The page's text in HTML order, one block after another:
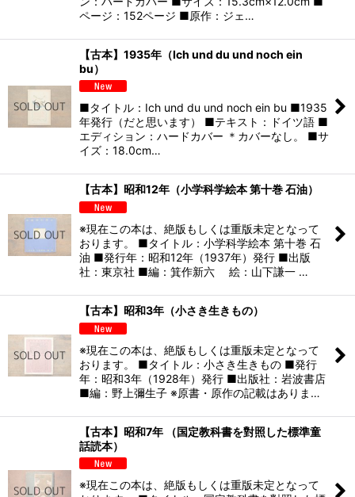
ページ：152ページ ■原作：ジェ…
【古本】1935年（Ich und du und noch ein
bu）
■タイトル：Ich und du und noch ein bu ■1935
年発行（だと思います） ■テキスト：ドイツ語 ■
エディション：ハードカバー ＊カバーなし。 ■サ
イズ：18.0cm…
【古本】昭和12年（小学科学絵本 第十巻 石油）
※現在この本は、絶版もしくは重版未定となって
おります。 ■タイトル：小学科学絵本 第十巻 石
油 ■発行年：昭和12年（1937年）発行 ■出版
社：東京社 ■編：箕作新六 絵：山下謙一 …
【古本】昭和3年（小さき生きもの）
※現在この本は、絶版もしくは重版未定となって
おります。 ■タイトル：小さき生きもの ■発行
年：昭和3年（1928年）発行 ■出版社：岩波書店
■編：野上彌生子 ※原書・原作の記載はありま…
【古本】昭和7年 （国定教科書を對照した標準童
話読本）
※現在この本は、絶版もしくは重版未定となって